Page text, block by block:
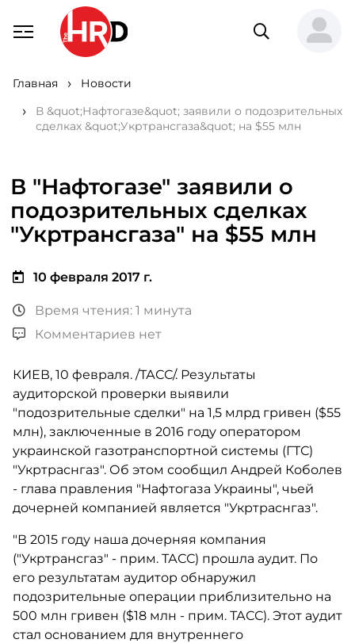
Главная
Новости
В &quot;Нафтогазе&quot; заявили о подозрительных
сделках &quot;Укртрансгаза&quot; на $55 млн
В "Нафтогазе" заявили о
подозрительных сделках
"Укртрансгаза" на $55 млн
10 февраля 2017 г.
Время чтения: 1 минута
Комментариев нет
КИЕВ, 10 февраля. /ТАСС/. Результаты
аудиторской проверки выявили
"подозрительные сделки" на 1,5 млрд гривен ($55
млн), заключенные в 2016 году оператором
украинской газотранспортной системы (ГТС)
"Укртраснгаз". Об этом сообщил Андрей Коболев
- глава правления "Нафтогаза Украины", чьей
дочерней компанией является "Укртраснгаз".
"В 2015 году наша дочерняя компания
("Укртрансгаз" - прим. ТАСС) прошла аудит. По
его результатам аудитор обнаружил
подозрительные операции приблизительно на
500 млн гривен ($18 млн - прим. ТАСС). Этот аудит
стал основанием для внутреннего